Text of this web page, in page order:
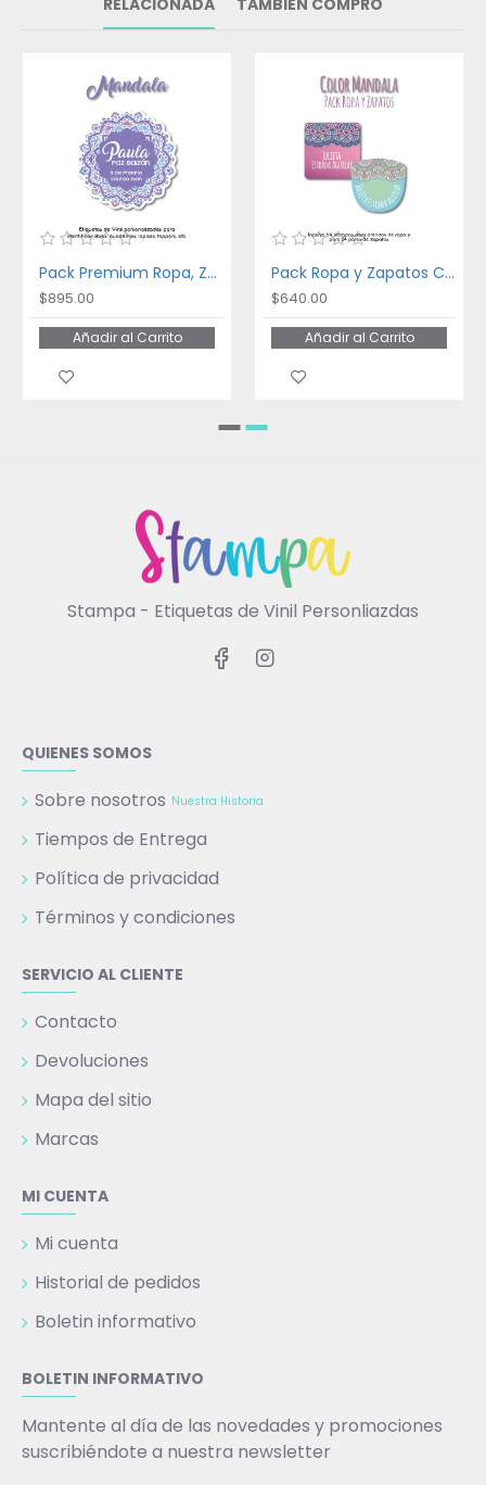
RELACIONADA TAMBIÉN COMPRÓ
Pack Premium Ropa, Zapatos y Escuela Mandala
$895.00
Añadir al Carrito
Pack Ropa y Zapatos Color Mandala
$640.00
Añadir al Carrito
Stampa - Etiquetas de Vinil Personliazdas
QUIENES SOMOS
Sobre nosotros Nuestra Historia
Tiempos de Entrega
Política de privacidad
Términos y condiciones
SERVICIO AL CLIENTE
Contacto
Devoluciones
Mapa del sitio
Marcas
MI CUENTA
Mi cuenta
Historial de pedidos
Boletin informativo
BOLETIN INFORMATIVO
Mantente al día de las novedades y promociones
suscribiéndote a nuestra newsletter